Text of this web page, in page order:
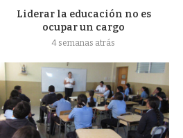
Liderar la educación no es
ocupar un cargo
4 semanas atrás